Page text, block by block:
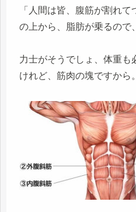
「人間は皆、腹筋が割れ
の上から、脂肪が乗るので
力士がそうでしょ、体重も
けれど、筋肉の塊ですから